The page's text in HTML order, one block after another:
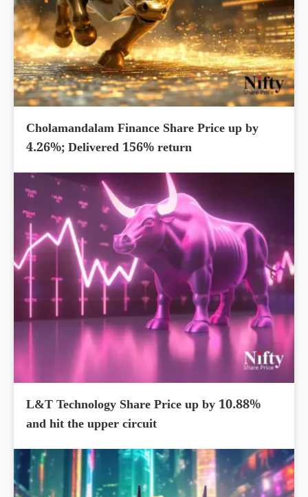
Cholamandalam Finance Share Price up by
4.26%; Delivered 156% return
L&T Technology Share Price up by 10.88%
and hit the upper circuit